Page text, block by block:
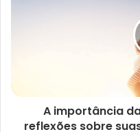
A importância
reflexões sobre